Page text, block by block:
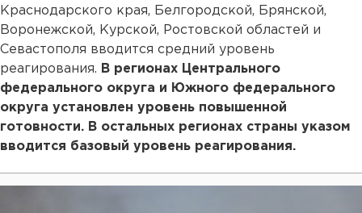
Краснодарского края, Белгородской, Брянской,
Воронежской, Курской, Ростовской областей и
Севастополя вводится средний уровень
реагирования. В регионах Центрального
федерального округа и Южного федерального
округа установлен уровень повышенной
готовности. В остальных регионах страны указом
вводится базовый уровень реагирования.